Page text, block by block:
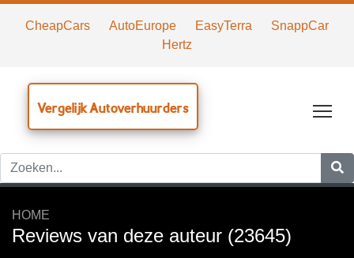
CheapCars AutoEurope EasyTerra
SnappCar
Hertz
Vergelijk Autoverhuurders
HOME
Reviews van deze auteur (23645)